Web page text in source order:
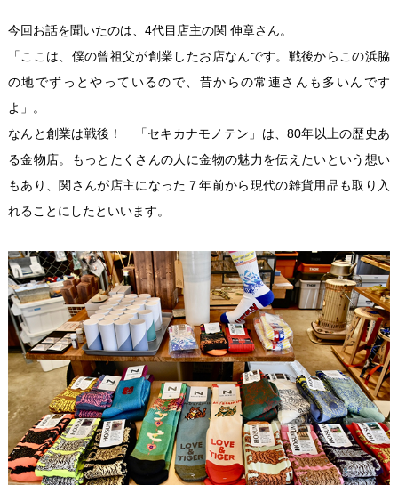
今回お話を聞いたのは、4代目店主の関 伸章さん。
「ここは、僕の曾祖父が創業したお店なんです。戦後からこの浜脇
の地でずっとやっているので、昔からの常連さんも多いんです
よ」。
なんと創業は戦後！ 「セキカナモノテン」は、80年以上の歴史あ
る金物店。もっとたくさんの人に金物の魅力を伝えたいという想い
もあり、関さんが店主になった７年前から現代の雑貨用品も取り入
れることにしたといいます。